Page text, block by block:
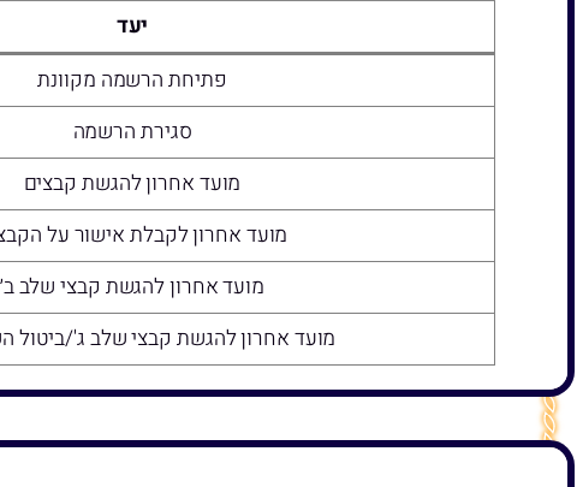
יעד
פתיחת הרשמה מקוונת
סגירת הרשמה
מועד אחרון להגשת קבצים
מועד אחרון לקבלת אישור על
מועד אחרון להגשת קבצי שלב ב׳
מועד אחרון להגשת קבצי שלב ג'/ביטול